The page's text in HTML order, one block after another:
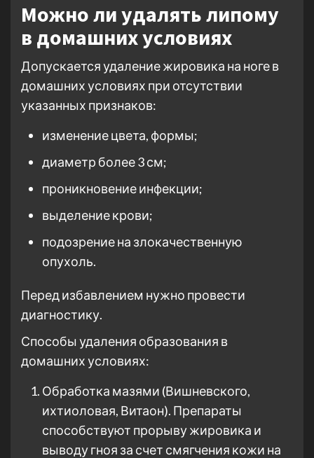
Можно ли удалять липому
в домашних условиях
Допускается удаление жировика на ноге в
домашних условиях при отсутствии
указанных признаков:
изменение цвета, формы;
диаметр более 3 см;
проникновение инфекции;
выделение крови;
подозрение на злокачественную
опухоль.
Перед избавлением нужно провести
диагностику.
Способы удаления образования в
домашних условиях:
Обработка мазями (Вишневского,
ихтиоловая, Витаон). Препараты
способствуют прорыву жировика и
выводу гноя за счет смягчения кожи на